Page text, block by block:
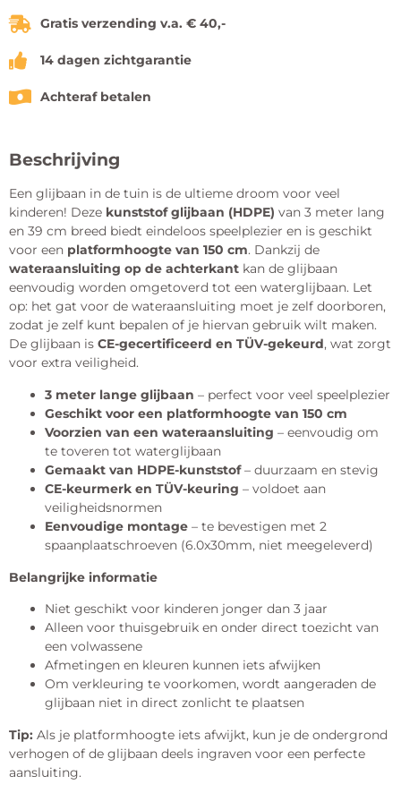
Gratis verzending v.a. € 40,-
14 dagen zichtgarantie
Achteraf betalen
Beschrijving
Een glijbaan in de tuin is de ultieme droom voor veel
kinderen! Deze kunststof glijbaan (HDPE) van 3 meter lang
en 39 cm breed biedt eindeloos speelplezier en is geschikt
voor een platformhoogte van 150 cm. Dankzij de
wateraansluiting op de achterkant kan de glijbaan
eenvoudig worden omgetoverd tot een waterglijbaan. Let
op: het gat voor de wateraansluiting moet je zelf doorboren,
zodat je zelf kunt bepalen of je hiervan gebruik wilt maken.
De glijbaan is CE-gecertificeerd en TÜV-gekeurd, wat zorgt
voor extra veiligheid.
3 meter lange glijbaan – perfect voor veel speelplezier
Geschikt voor een platformhoogte van 150 cm
Voorzien van een wateraansluiting – eenvoudig om
te toveren tot waterglijbaan
Gemaakt van HDPE-kunststof– duurzaam en stevig
CE-keurmerk en TÜV-keuring – voldoet aan
veiligheidsnormen
Eenvoudige montage – te bevestigen met 2
spaanplaatschroeven (6.0x30mm, niet meegeleverd)
Belangrijke informatie
Niet geschikt voor kinderen jonger dan 3 jaar
Alleen voor thuisgebruik en onder direct toezicht van
een volwassene
Afmetingen en kleuren kunnen iets afwijken
Om verkleuring te voorkomen, wordt aangeraden de
glijbaan niet in direct zonlicht te plaatsen
Tip: Als je platformhoogte iets afwijkt, kun je de ondergrond
verhogen of de glijbaan deels ingraven voor een perfecte
aansluiting.